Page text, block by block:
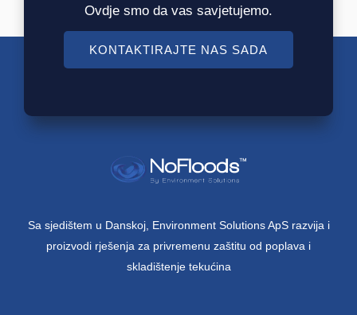
Ovdje smo da vas savjetujemo.
KONTAKTIRAJTE NAS SADA
Sa sjedištem u Danskoj, Environment Solutions ApS razvija i
proizvodi rješenja za privremenu zaštitu od poplava i
skladištenje tekućina